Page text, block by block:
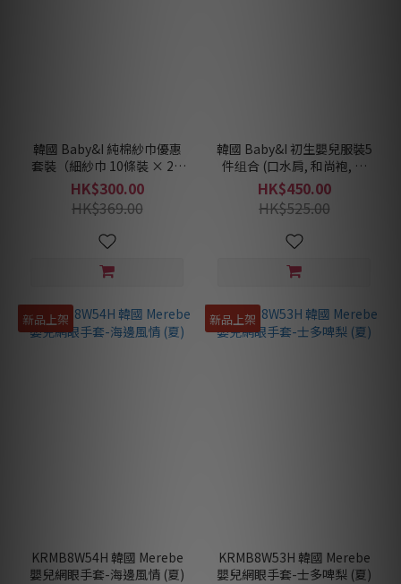
韓國 Baby&I 純棉紗巾優惠
套裝（細紗巾 10條裝 × 2 +
大紗巾 5條裝 × 1）
HK$300.00
HK$369.00
韓國 Baby&I 初生嬰兒服裝5
件组合 (口水肩, 和尚袍, 夾
衣, 包被, 手套)
HK$450.00
HK$525.00
新品上架
KRMB8W54H 韓國 Merebe
嬰兒網眼手套-海邊風情 (夏)
新品上架
KRMB8W53H 韓國 Merebe
嬰兒網眼手套-士多啤梨 (夏)